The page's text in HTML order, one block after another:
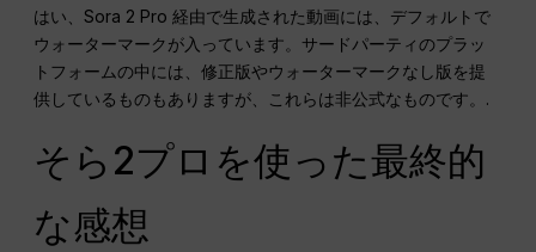
はい、Sora 2 Pro 経由で生成された動画には、デフォルトで
ウォーターマークが入っています。サードパーティのプラッ
トフォームの中には、修正版やウォーターマークなし版を提
供しているものもありますが、これらは非公式なものです。.
そら2プロを使った最終的
な感想